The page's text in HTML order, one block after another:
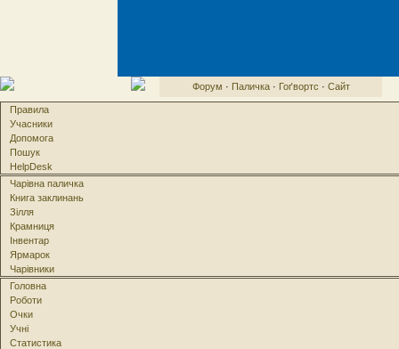
Форум · Паличка· Гоґвортс · Сайт
Правила
Учасники
Допомога
Пошук
HelpDesk
Чарівна паличка
Книга заклинань
Зілля
Крамниця
Інвентар
Ярмарок
Чарівники
Головна
Роботи
Очки
Учні
Статистика